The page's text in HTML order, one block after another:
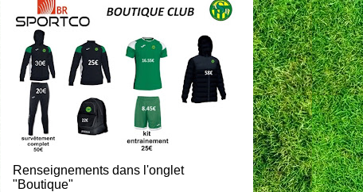
Renseignements dans l'onglet
"Boutique"